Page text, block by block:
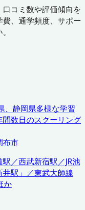
コミ数や評価傾向を
、通学頻度、サポー
、静岡県多様な学習
間数日のスクーリング
布市
／西武新宿駅／JR池
駅」／東武大師線
か